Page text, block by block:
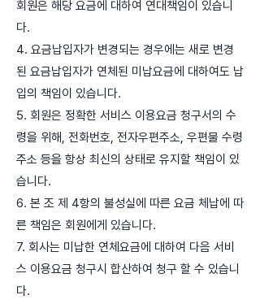
회원은 해당 요금에 대하여 연대책임이 있습니
다.
4. 요금납입자가 변경되는 경우에는 새로 변경
된 요금납입자가 연체된 미납요금에 대하여도 납
입의 책임이 있습니다.
5. 회원은 정확한 서비스 이용요금 청구서의 수
령을 위해, 전화번호, 전자우편주소, 우편물 수령
주소 등을 항상 최신의 상태로 유지할 책임이 있
습니다.
6. 본 조 제 4항의 불성실에 따른 요금 체납에 따
른 책임은 회원에게 있습니다.
7. 회사는 미납한 연체요금에 대하여 다음 서비
스 이용요금 청구시 합산하여 청구 할 수 있습니
다.